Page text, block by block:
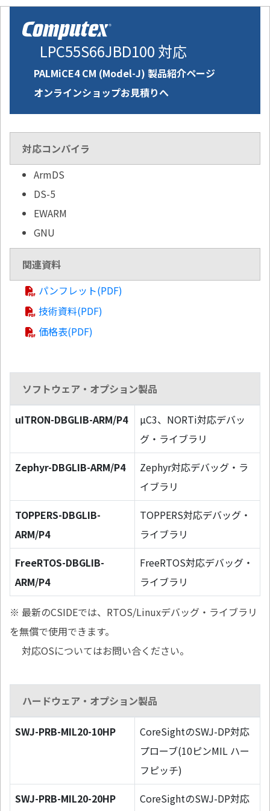
LPC55S66JBD100 対応
PALMiCE4 CM (Model-J) 製品紹介ページ
オンラインショップお見積りへ
対応コンパイラ
ArmDS
DS-5
EWARM
GNU
関連資料
パンフレット(PDF)
技術資料(PDF)
価格表(PDF)
ソフトウェア・オプション製品
uITRON-DBGLIB-ARM/P4
µC3、NORTi対応デバッ
グ・ライブラリ
Zephyr-DBGLIB-ARM/P4
Zephyr対応デバッグ・ラ
イブラリ
TOPPERS-DBGLIB-
ARM/P4
TOPPERS対応デバッグ・
ライブラリ
FreeRTOS-DBGLIB-
ARM/P4
FreeRTOS対応デバッグ・
ライブラリ
※ 最新のCSIDEでは、RTOS/Linuxデバッグ・ライブラリ
を無償で使用できます。
対応OSについてはお問い合ください。
ハードウェア・オプション製品
SWJ-PRB-MIL20-10HP
CoreSightのSWJ-DP対応
プローブ(10ピンMIL ハー
フピッチ)
SWJ-PRB-MIL20-20HP
CoreSightのSWJ-DP対応